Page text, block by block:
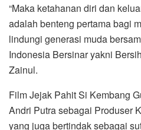
“Maka ketahanan diri dan
adalah benteng pertama bagi
lindungi generasi muda
Indonesia Bersinar yakni
Zainul.
Film Jejak Pahit Si Kembang
Andri Putra sebagai Produser
yang juga bertindak sebagai